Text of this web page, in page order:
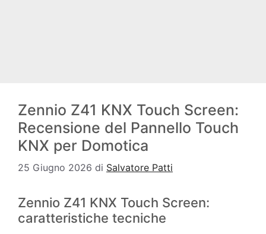
Zennio Z41 KNX Touch Screen:
Recensione del Pannello Touch
KNX per Domotica
25 Giugno 2026 di Salvatore Patti
Zennio Z41 KNX Touch Screen:
caratteristiche tecniche